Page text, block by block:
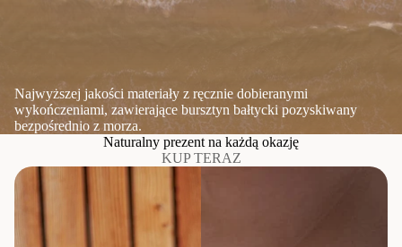
Najwyższej jakości materiały z ręcznie dobieranymi
wykończeniami, zawierające bursztyn bałtycki pozyskiwany
bezpośrednio z morza.
Naturalny prezent na każdą okazję
KUP TERAZ